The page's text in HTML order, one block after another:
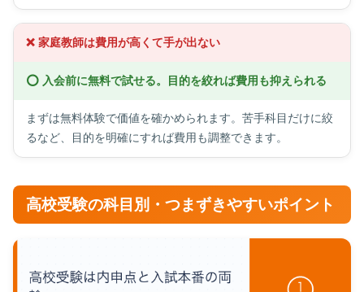
❌ 家庭教師は費用が高くて手が出ない
⭕ 入会前に無料で試せる。目的を絞れば費用も抑えられる
まずは無料体験で価値を確かめられます。苦手科目だけに絞
るなど、目的を明確にすれば費用も調整できます。
高校受験の科目別・つまずきやすいポイント